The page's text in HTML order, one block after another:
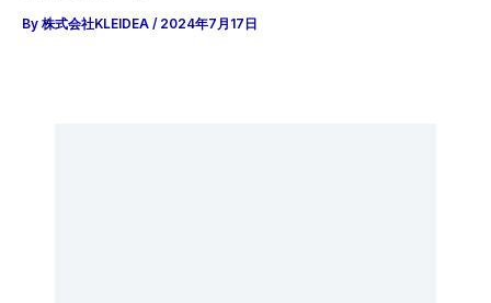
By 株式会社KLEIDEA / 2024年7月17日